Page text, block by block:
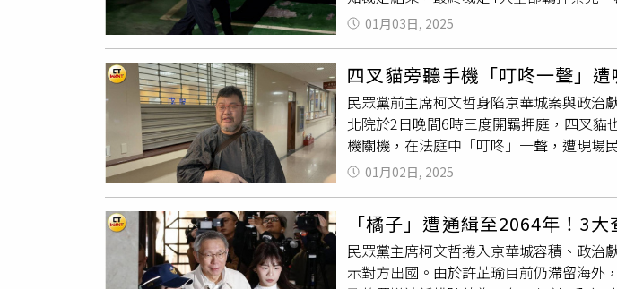
過兩個漫畫家不管是現實案件或虛構的故
專長立體造型及公共藝術的藝術家陳奕彰
（圖／楊澍攝）高齡82歲的排灣族刺繡工
／楊澍攝）再來到「TSUA 當代珍奇穴」
話傳說中，蛇有著許多不同的象徵，無論
特地打造成宛如蛇出沒的洞穴一般，民眾
藝術家們以不同媒材創作的作品。例如插
花朵攀附、穿梭於骷髏上，呈現凋零與綻
妹與為2024巴黎奧運台灣選手設計進場
位美國創作者攜手合作，曾在駁二駐村
事，而伊甸園中的「蛇」原型據說來自
反叛或女權主義的先驅，另一位插畫家
人思辨莉莉絲與蛇的象徵意涵究竟是好還
行李箱是要另外收費，然後才想出這招」
人回收好嗎」、「誰會要你的破行李箱
關西機場有「行李箱回收再利用」的服務
罪，考量趨吉避凶的基本人性，有高度逃
亡的可能性。柯文哲曾擔任台北市長、
有「安排陳佩琪與子女一起出國躲避國內
外生活的能力與資力。沈慶京於去年8月
月27日行經桃園機場再轉至台中機場嘗試
去年6月23日在電話中對沈慶京說「你打
的電話。威京集團旗下中華工程公司獨立
露民眾黨政治獻金爭議後，要求胞妹李
提出柯文哲與陳智菡間的LINE對話紀錄
仍能委由前副市長出面聯繫相關同案被告
述，也可認定未到案的「橘子」許芷瑜替
01月03日, 2025
四叉貓旁聽手機「叮咚一聲」
民眾黨前主席柯文哲身陷京華城案與政治
北院於2日晚間6時三度開羈押庭，四叉
機關機，在法庭中「叮咚」一聲，遭現場
邊」，至於柯文哲後續走向，四叉貓則表
01月02日, 2025
「橘子」遭通緝至2064年！3
民眾黨主席柯文哲捲入京華城容積、政治
示對方出國。由於許芷瑜目前仍滯留海外